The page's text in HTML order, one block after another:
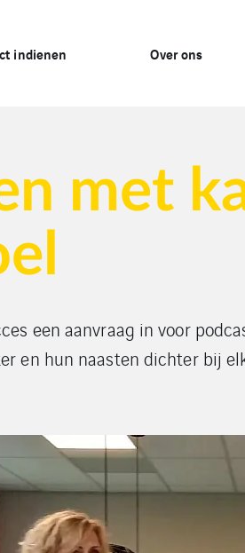
indienen Over ons
met
een aanvraag in voor
en hun naasten dichter bij